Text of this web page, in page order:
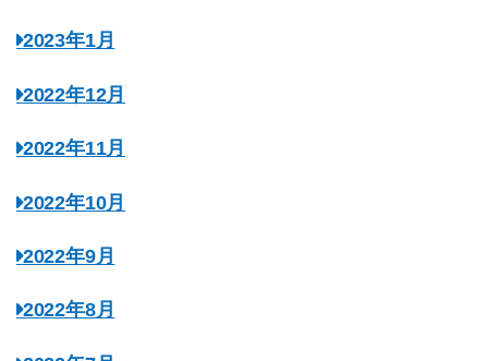
2023年1月
2022年12月
2022年11月
2022年10月
2022年9月
2022年8月